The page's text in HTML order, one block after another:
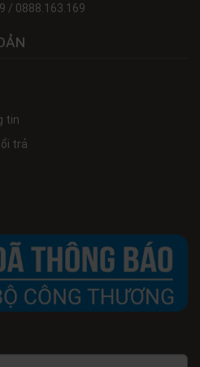
/ 0888.163.169
tin
trả